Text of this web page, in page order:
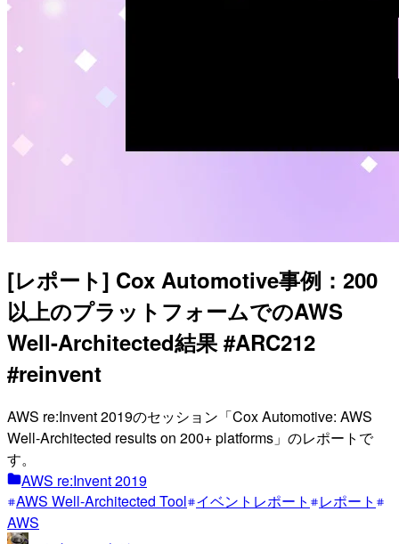
[レポート] Cox Automotive事例：200
以上のプラットフォームでのAWS
Well-Architected結果 #ARC212
#reinvent
AWS re:Invent 2019のセッション「Cox Automotive: AWS
Well-Architected results on 200+ platforms」のレポートで
す。
AWS re:Invent 2019
AWS Well-Architected Tool イベントレポート
レポート
AWS